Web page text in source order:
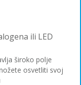
ili LED
široko polje
osvetliti svoj